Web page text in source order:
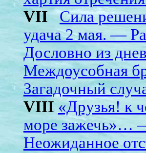
VII
Сила
удача 2 мая. —
Дословно из
Междоусобная
Загадочный
VIII «Друзья! к
море зажечь»…
Неожиданное